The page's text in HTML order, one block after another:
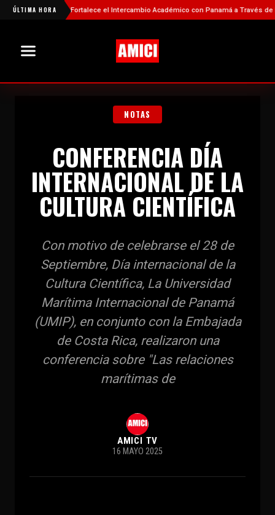
ÚLTIMA HORA
China Fortalece el Intercambio Académico con Panamá a Través de Nuevas
NOTAS
CONFERENCIA DÍA
INTERNACIONAL DE LA
CULTURA CIENTÍFICA
Con motivo de celebrarse el 28 de
Septiembre, Día internacional de la
Cultura Científica, La Universidad
Marítima Internacional de Panamá
(UMIP), en conjunto con la Embajada
de Costa Rica, realizaron una
conferencia sobre "Las relaciones
marítimas de
AMICI TV
16 MAYO 2025